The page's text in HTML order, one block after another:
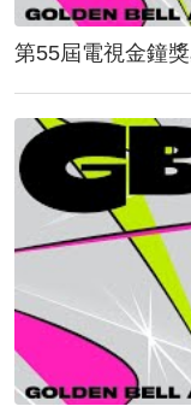
第55屆電視金鐘